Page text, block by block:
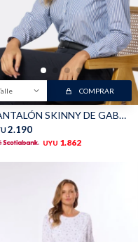
COMPRAR
PANTALÓN SKINNY DE GABARDINA - Marino
2.190
UYU 1.862